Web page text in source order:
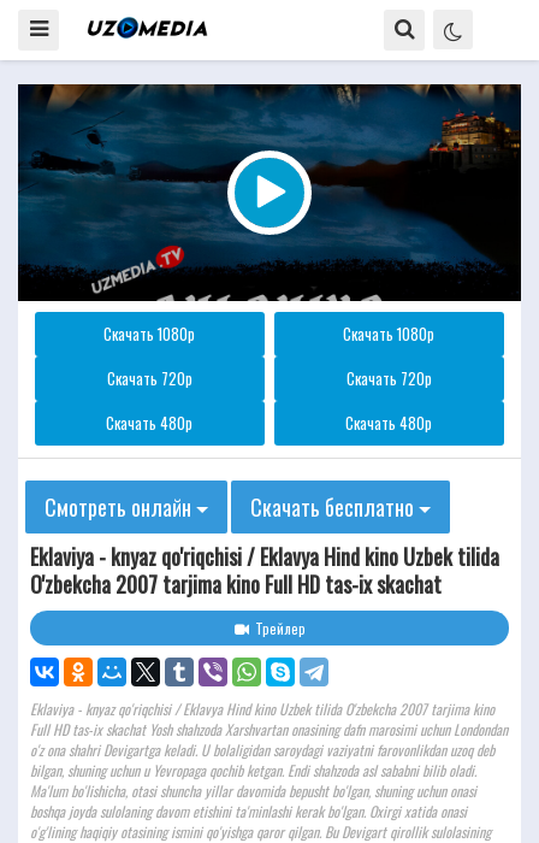
Скачать 1080p
Скачать 1080p
Скачать 720p
Скачать 720p
Скачать 480p
Скачать 480p
Смотреть онлайн
Скачать бесплатно
Eklaviya - knyaz qo'riqchisi / Eklavya Hind kino Uzbek tilida
O'zbekcha 2007 tarjima kino Full HD tas-ix skachat
Трейлер
Eklaviya - knyaz qo'riqchisi / Eklavya Hind kino Uzbek tilida O'zbekcha 2007 tarjima kino
Full HD tas-ix skachat Yosh shahzoda Xarshvartan onasining dafn marosimi uchun Londondan
o'z ona shahri Devigartga keladi. U bolaligidan saroydagi vaziyatni farovonlikdan uzoq deb
bilgan, shuning uchun u Yevropaga qochib ketgan. Endi shahzoda asl sababni bilib oladi.
Ma'lum bo'lishicha, otasi shuncha yillar davomida bepusht bo'lgan, shuning uchun onasi
boshqa joyda sulolaning davom etishini ta'minlashi kerak bo'lgan. Oxirgi xatida onasi
o'g'lining haqiqiy otasining ismini qo'yishga qaror qilgan. Bu Devigart qirollik sulolasining